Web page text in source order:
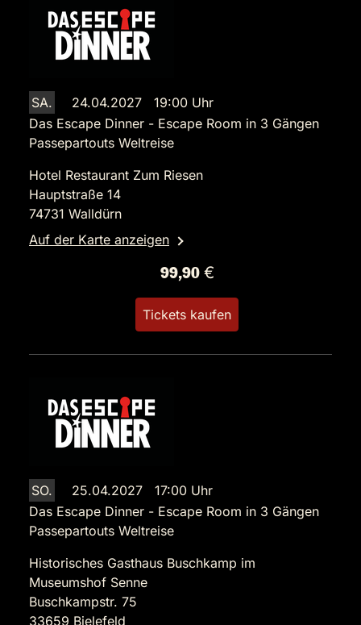
SA.
24.04.2027 19:00 Uhr
Das Escape Dinner - Escape Room in 3 Gängen
Passepartouts Weltreise
Hotel Restaurant Zum Riesen
Hauptstraße 14
74731 Walldürn
Auf der Karte anzeigen
99,90 €
Tickets kaufen
SO.
25.04.2027 17:00 Uhr
Das Escape Dinner - Escape Room in 3 Gängen
Passepartouts Weltreise
Historisches Gasthaus Buschkamp im
Museumshof Senne
Buschkampstr. 75
33659 Bielefeld